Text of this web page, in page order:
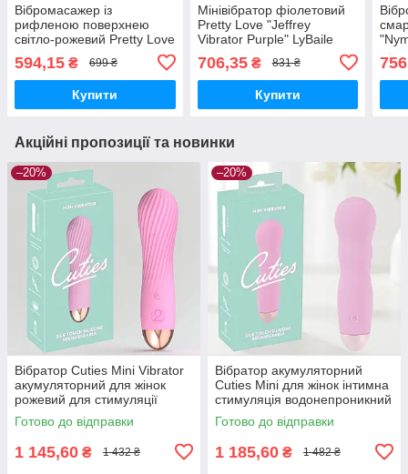
Вібромасажер із
рифленою поверхнею
світло-рожевий Pretty Love
594,15 ₴ 699 ₴
Купити
Мінівібратор фіолетовий
Pretty Love "Jeffrey
Vibrator Purple" LyBaile
706,35₴ 831 ₴
Купити
Акційні пропозиції та новинки
–20%
Вібратор Cuties Mini Vibrator
акумуляторний для жінок
рожевий для стимуляції
задоволення
Готово до відправки
1 145,60 ₴ 1 432 ₴
–20%
Вібратор акумуляторний
Cuties Mini для жінок інтимна
стимуляція водонепроникний
Готово до відправки
1 185,60 ₴ 1 482 ₴